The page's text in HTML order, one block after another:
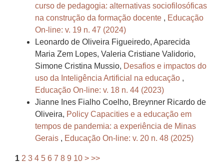
curso de pedagogia: alternativas sociofilosóficas
na construção da formação docente , Educação
On-line: v. 19 n. 47 (2024)
Leonardo de Oliveira Figueiredo, Aparecida
Maria Zem Lopes, Valeria Cristiane Validorio,
Simone Cristina Mussio, Desafios e impactos do
uso da Inteligência Artificial na educação ,
Educação On-line: v. 18 n. 44 (2023)
Jianne Ines Fialho Coelho, Breynner Ricardo de
Oliveira, Policy Capacities e a educação em
tempos de pandemia: a experiência de Minas
Gerais , Educação On-line: v. 20 n. 48 (2025)
1 2 3 4 5 6 7 8 9 10 > >>